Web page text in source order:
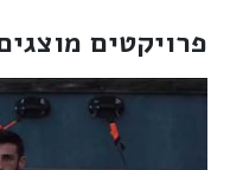
פרויקטים